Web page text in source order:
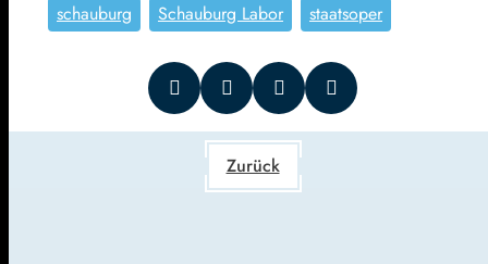
schauburg
Schauburg Labor staatsoper
Zurück